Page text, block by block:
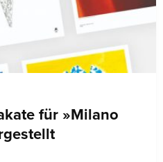
für »Milano